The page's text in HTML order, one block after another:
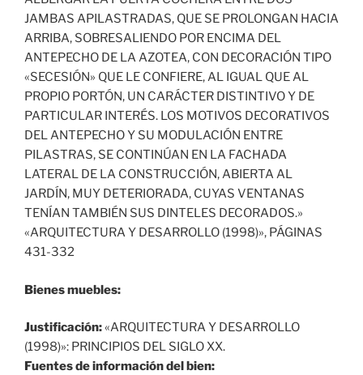
JAMBAS APILASTRADAS, QUE SE PROLONGAN HACIA
ARRIBA, SOBRESALIENDO POR ENCIMA DEL
ANTEPECHO DE LA AZOTEA, CON DECORACIÓN TIPO
«SECESIÓN» QUE LE CONFIERE, AL IGUAL QUE AL
PROPIO PORTÓN, UN CARÁCTER DISTINTIVO Y DE
PARTICULAR INTERÉS. LOS MOTIVOS DECORATIVOS
DEL ANTEPECHO Y SU MODULACIÓN ENTRE
PILASTRAS, SE CONTINÚAN EN LA FACHADA
LATERAL DE LA CONSTRUCCIÓN, ABIERTA AL
JARDÍN, MUY DETERIORADA, CUYAS VENTANAS
TENÍAN TAMBIÉN SUS DINTELES DECORADOS.»
«ARQUITECTURA Y DESARROLLO (1998)», PÁGINAS
431-332
Bienes muebles:
Justificación:«ARQUITECTURA Y DESARROLLO
(1998)»: PRINCIPIOS DEL SIGLO XX.
Fuentes de información del bien: